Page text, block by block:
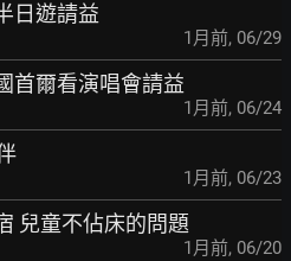
日遊請益
1月前, 06/29
首爾看演唱會請益
1月前, 06/24
1月前, 06/23
兒童不佔床的問題
1月前, 06/20